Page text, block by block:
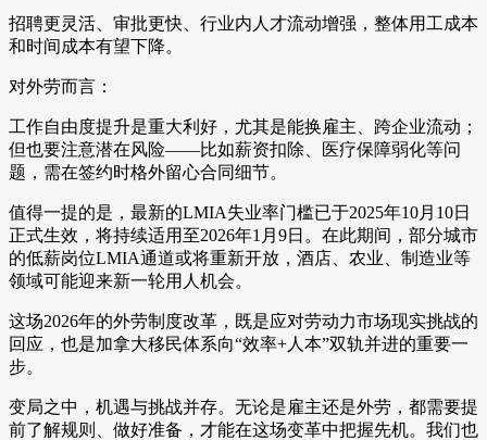
招聘更灵活、审批更快、行业内人才流动增强，整体用工成本
和时间成本有望下降。
对外劳而言：
工作自由度提升是重大利好，尤其是能换雇主、跨企业流动；
但也要注意潜在风险——比如薪资扣除、医疗保障弱化等问
题，需在签约时格外留心合同细节。
值得一提的是，最新的LMIA失业率门槛已于2025年10月10日
正式生效，将持续适用至2026年1月9日。在此期间，部分城市
的低薪岗位LMIA通道或将重新开放，酒店、农业、制造业等
领域可能迎来新一轮用人机会。
这场2026年的外劳制度改革，既是应对劳动力市场现实挑战的
回应，也是加拿大移民体系向“效率+人本”双轨并进的重要一
步。
变局之中，机遇与挑战并存。无论是雇主还是外劳，都需要提
前了解规则、做好准备，才能在这场变革中把握先机。我们也